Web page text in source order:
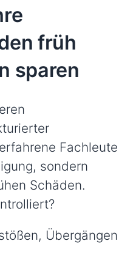
früh
sparen
Fachleute
sondern
Schäden.
Übergängen